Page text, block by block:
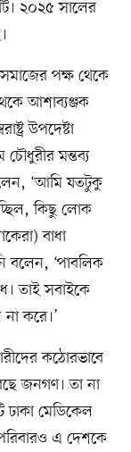
২০২৫ সালের
পক্ষ থেকে
আশাব্যঞ্জক
উপদেষ্টা
মন্তব্য
‘আমি যতটুকু
কিছু লোক
বাধা
বলেন, ‘পাবলিক
তাই সবাইকে
করে।’
কঠোরভাবে
জনগণ। তা না
ঢাকা মেডিকেল
এ দেশকে